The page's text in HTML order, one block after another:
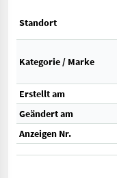
Standort
Kategorie / Marke
Erstellt am
Geändert am
Anzeigen Nr.